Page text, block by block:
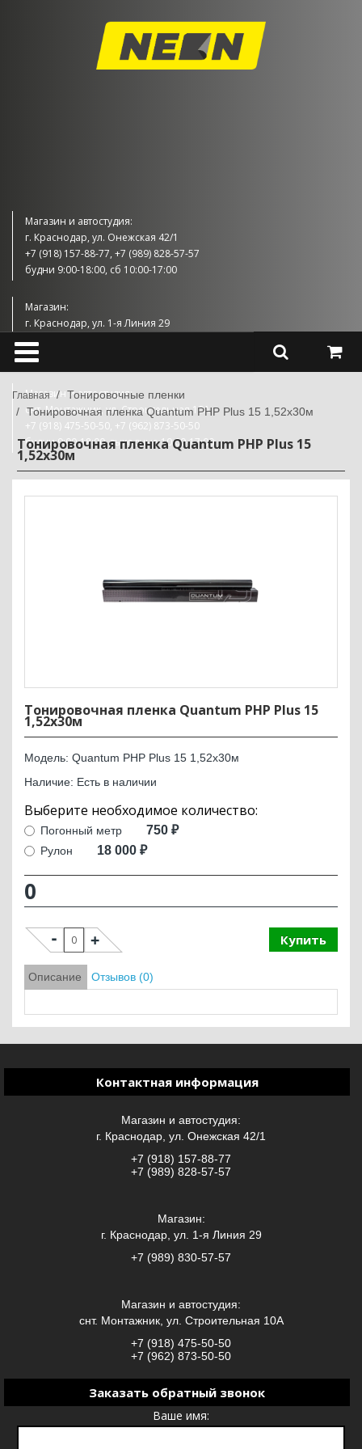
Магазин и автостудия:
г. Краснодар, ул. Онежская 42/1
+7 (918) 157-88-77, +7 (989) 828-57-57
будни 9:00-18:00, сб 10:00-17:00
Магазин:
г. Краснодар, ул. 1-я Линия 29
+7 (989) 830-57-57
будни 9:00-18:00, сб 10:00-17:00
Магазин и автостудия:
снт. Монтажник, ул. Строительная 10А
+7 (918) 475-50-50, +7 (962) 873-50-50
будни 9:00-18:00, выходные 10:00-17:00
Тонировочные пленки
Тонировочная пленка Quantum PHP Plus 15 1,52х30м
Тонировочная пленка Quantum PHP Plus 15
1,52х30м
Тонировочная пленка Quantum PHP Plus 15
1,52х30м
Модель: Quantum PHP Plus 15 1,52х30м
Наличие: Есть в наличии
Погонный метр 750 ₽
Рулон 18 000 ₽
0
Купить
Описание Отзывов (0)
Контактная информация
Магазин и автостудия:
г. Краснодар, ул. Онежская 42/1
+7 (918) 157-88-77
+7 (989) 828-57-57
Магазин:
г. Краснодар, ул. 1-я Линия 29
+7 (989) 830-57-57
Магазин и автостудия:
снт. Монтажник, ул. Строительная 10А
+7 (918) 475-50-50
+7 (962) 873-50-50
Заказать обратный звонок
Ваше имя: